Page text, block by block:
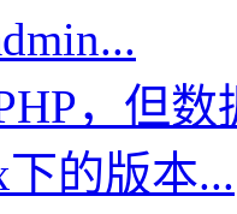
，但数
的版本...